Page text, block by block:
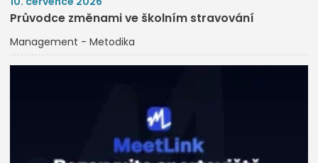
Průvodce změnami ve školním stravování
Management - Metodika